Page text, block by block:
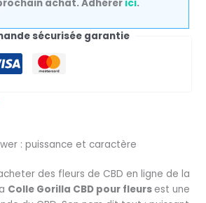
achat. Adhérer ici.
sécurisée garantie
: puissance et caractère
des fleurs de CBD en ligne de la
Colle Gorilla CBD pour fleurs est une